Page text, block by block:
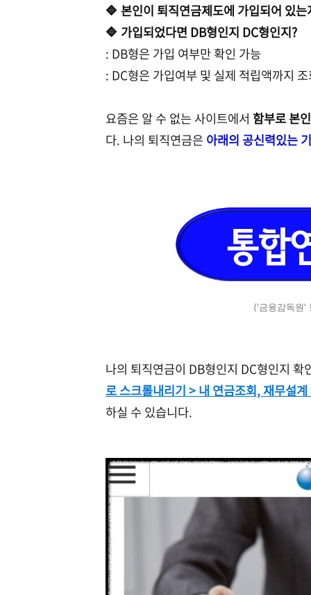
🔷 본인이 퇴직연금제도에 가입되어 있는
🔷 가입되었다면 DB형인지 DC형인지?
: DB형은 가입 여부만 확인 가능
: DC형은 가입여부 및 실제 적립액까지
요즘은 알 수 없는 사이트에서 함부로 본
다. 나의 퇴직연금은 아래의 공신력있는
('금융감독원'
나의 퇴직연금이 DB형인지 DC형인지 확
로 스크롤내리기 > 내 연금조회, 재무설
하실 수 있습니다.